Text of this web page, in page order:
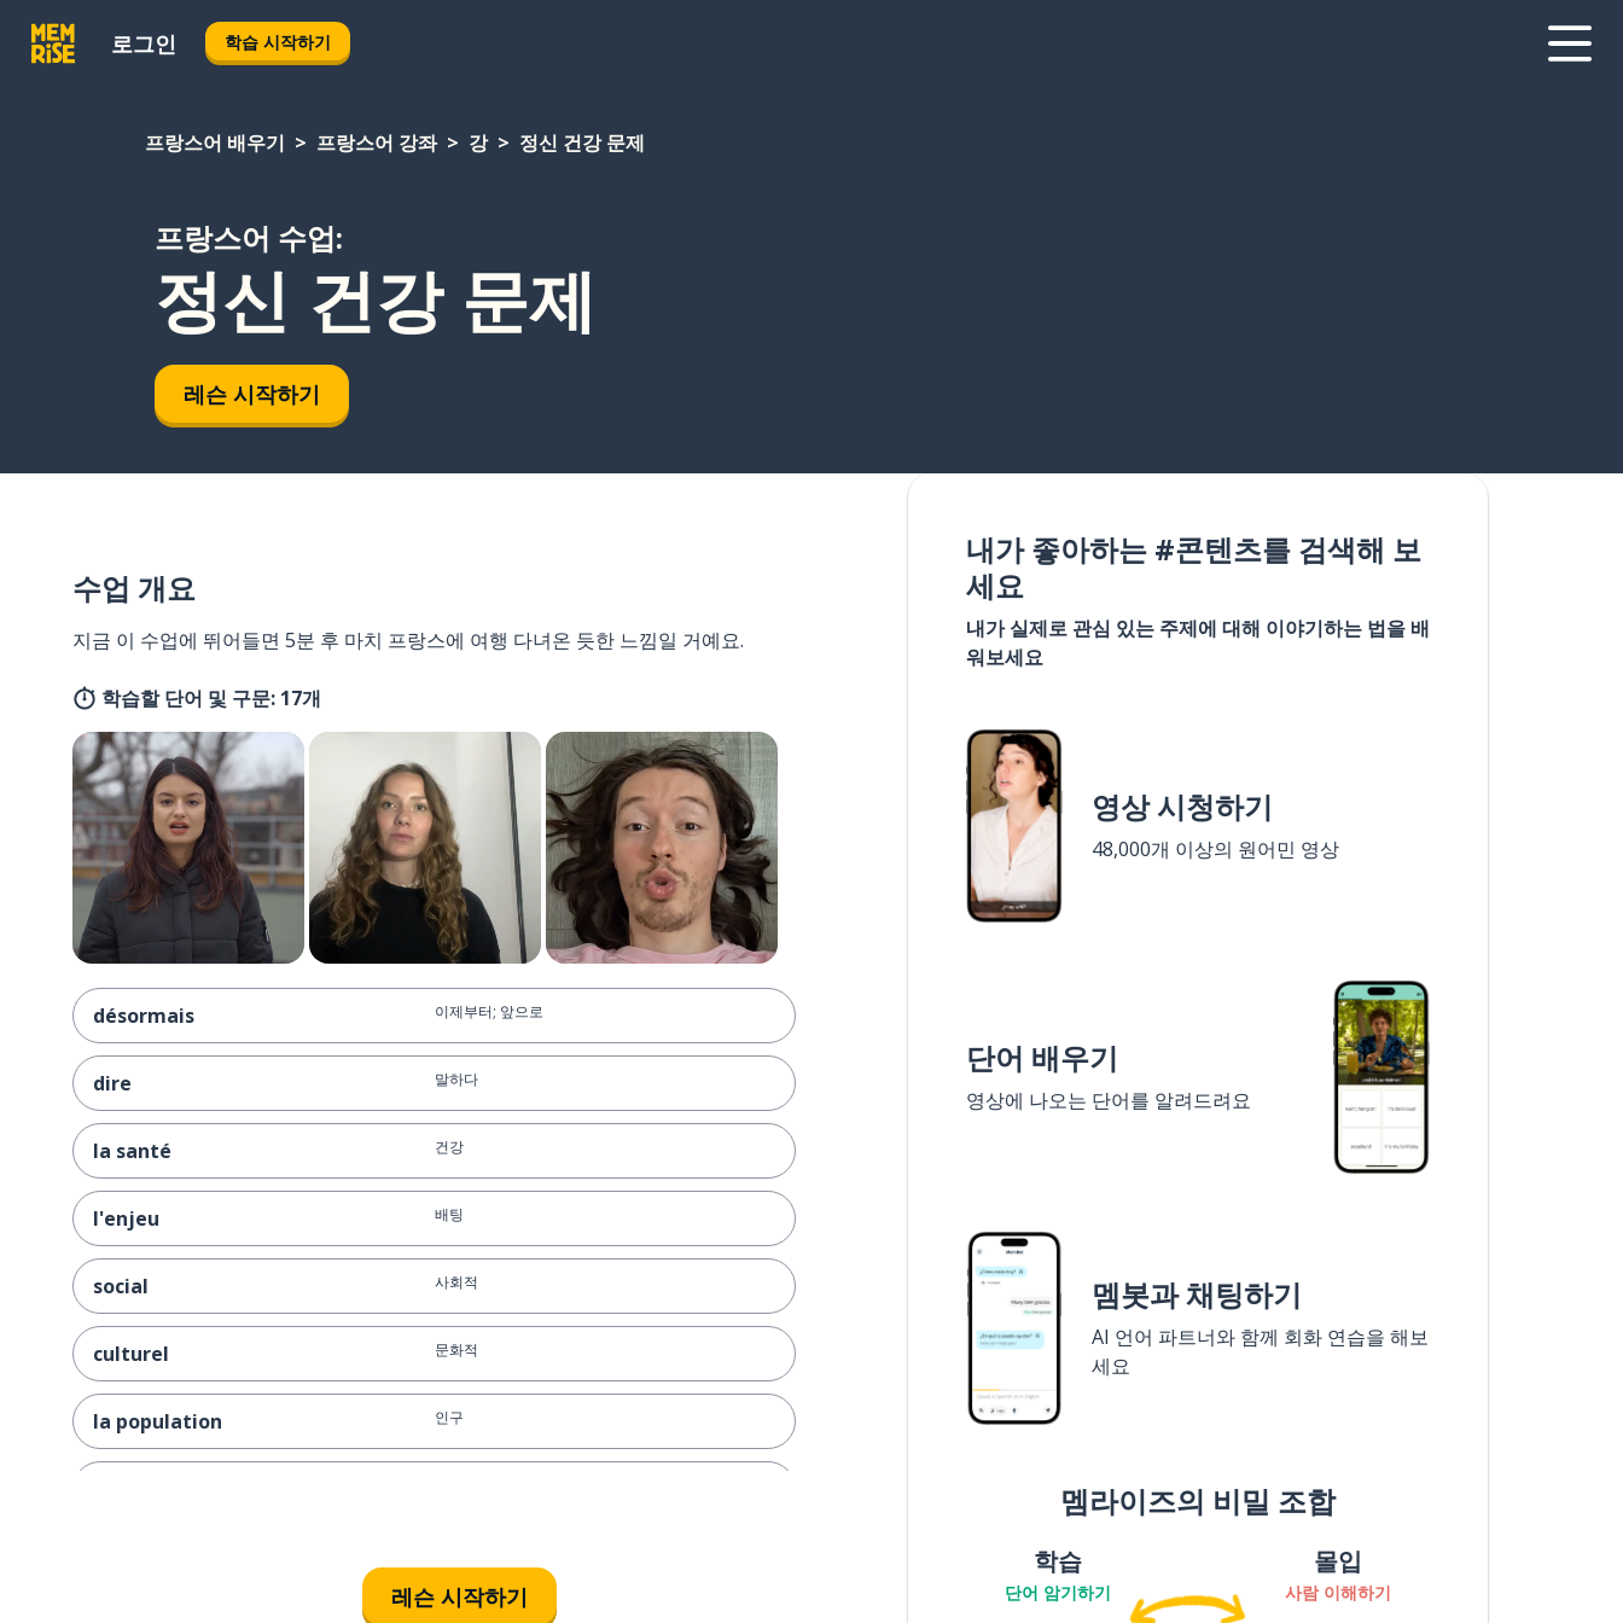
로그인 학습 시작하기
프랑스어 배우기 프랑스어 강좌 강 정신 건강 문제
프랑스어 수업:
정신 건강 문제
레슨 시작하기
수업 개요
지금 이 수업에 뛰어들면 5분 후 마치 프랑스에 여행 다녀온 듯한 느낌일 거예요.
학습할 단어 및 구문: 17개
désormais 이제부터; 앞으로
dire 말하다
la santé 건강
l'enjeu 배팅
social 사회적
culturel 문화적
la population 인구
레슨 시작하기
내가 좋아하는 #콘텐츠를 검색해 보
세요
내가 실제로 관심 있는 주제에 대해 이야기하는 법을 배
워보세요
영상 시청하기
48,000개 이상의 원어민 영상
단어 배우기
영상에 나오는 단어를 알려드려요
멤봇과 채팅하기
AI 언어 파트너와 함께 회화 연습을 해보
세요
멤라이즈의 비밀 조합
학습
단어 암기하기
몰입
사람 이해하기